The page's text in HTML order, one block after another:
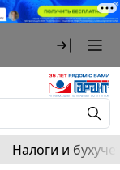
Налоги и